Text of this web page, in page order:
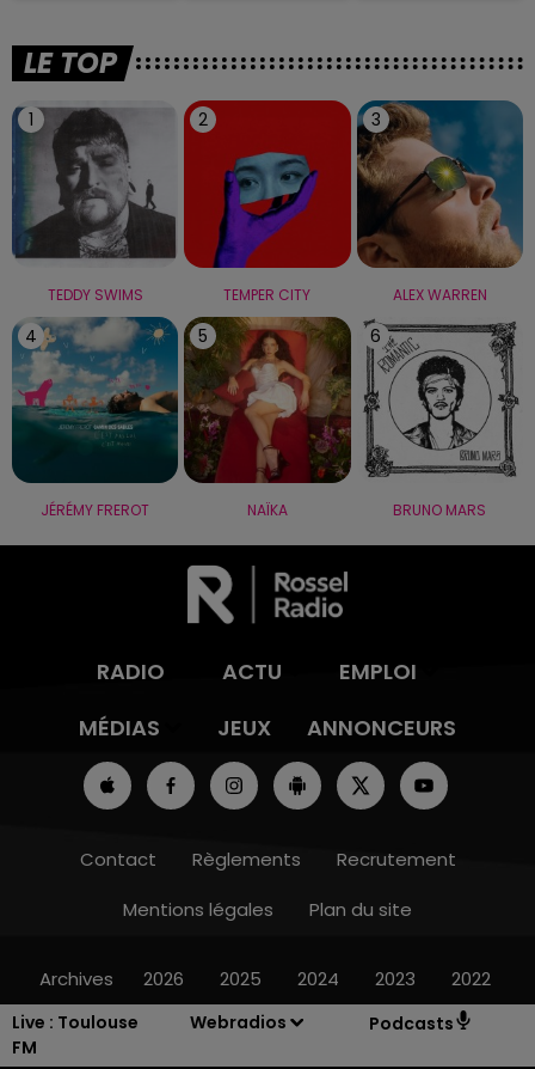
Live : Toulouse
FM
Webradios Podcasts
LE TOP
1
TEDDY SWIMS
2
TEMPER CITY
3
ALEX WARREN
4
JÉRÉMY FREROT
5
NAÏKA
6
BRUNO MARS
RADIO ACTU
EMPLOI
MÉDIAS
JEUX ANNONCEURS
Contact Règlements
Recrutement
Mentions légales
Plan du site
Archives 2026 2025 2024 2023 2022